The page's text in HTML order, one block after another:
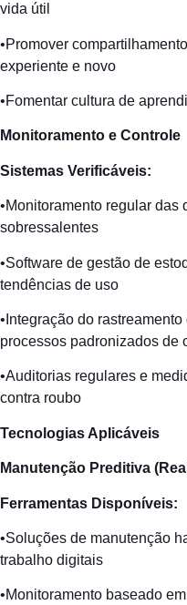
vida útil
•Promover
experiente e novo
•Fomentar cultura de
Monitoramento e Controle
Sistemas Verificáveis:
•Monitoramento regular
sobressalentes
•Software de gestão de
tendências de uso
•Integração do
processos padronizados de
•Auditorias regulares e
contra roubo
Tecnologias Aplicáveis
Manutenção Preditiva (
Ferramentas Disponíveis:
•Soluções de manutenção
trabalho digitais
•Monitoramento baseado